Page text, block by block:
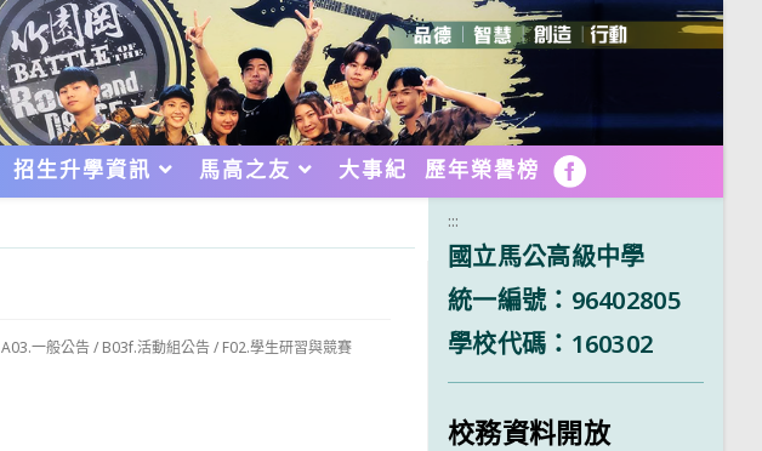
招生升學資訊 馬高之友 大事紀 歷年榮譽榜 FB
A03.一般公告/ B03f.活動組公告/ F02.學生研習與競賽
:::
國立馬公高級中學
統一編號：96402805
學校代碼：160302
校務資料開放